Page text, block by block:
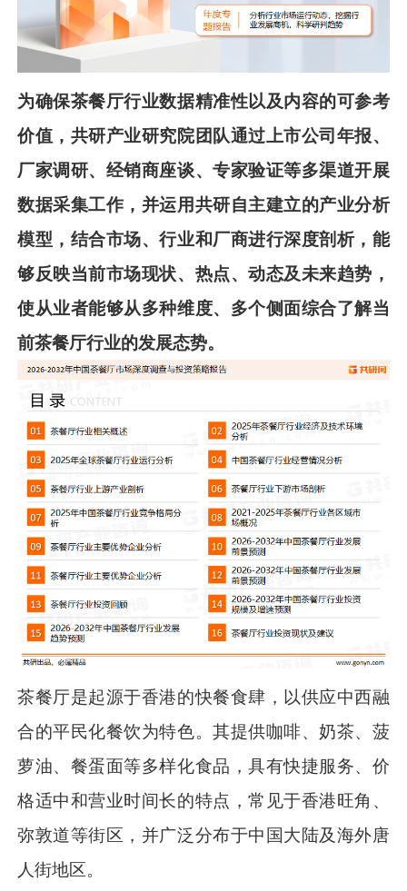
为确保茶餐厅行业数据精准性以及内容的可参考
价值，共研产业研究院团队通过上市公司年报、
厂家调研、经销商座谈、专家验证等多渠道开展
数据采集工作，并运用共研自主建立的产业分析
模型，结合市场、行业和厂商进行深度剖析，能
够反映当前市场现状、热点、动态及未来趋势，
使从业者能够从多种维度、多个侧面综合了解当
前茶餐厅行业的发展态势。
茶餐厅是起源于香港的快餐食肆，以供应中西融
合的平民化餐饮为特色。其提供咖啡、奶茶、菠
萝油、餐蛋面等多样化食品，具有快捷服务、价
格适中和营业时间长的特点，常见于香港旺角、
弥敦道等街区，并广泛分布于中国大陆及海外唐
人街地区。